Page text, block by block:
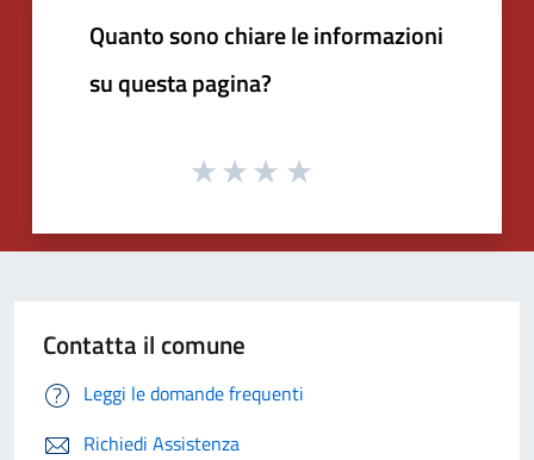
Quanto sono chiare le informazioni
su questa pagina?
Contatta il comune
Leggi le domande frequenti
Richiedi Assistenza